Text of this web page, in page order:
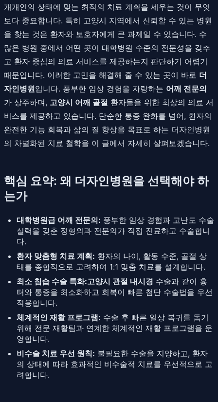
개개인의 상태에 맞는 최적의 치료 계획을 세우는 것이 무엇
보다 중요합니다. 특히 고양시 지역에서 신뢰할 수 있는 병원
을 찾는 것은 환자와 보호자에게 큰 과제일 수 있습니다. 수
많은 병원 중에서 어떤 곳이 대학병원 수준의 전문성을 갖추
고 환자 중심의 의료 서비스를 제공하는지 판단하기 어렵기
때문입니다. 이러한 고민을 해결해 줄 수 있는 곳이 바로 더
자인병원입니다. 풍부한 임상 경험을 자랑하는 어깨 전문의
가 상주하며, 고양시 어깨 골절 환자들을 위한 최상의 의료 서
비스를 제공하고 있습니다. 단순한 통증 완화를 넘어, 환자의
완전한 기능 회복과 삶의 질 향상을 목표로 하는 더자인병원
의 차별화된 치료 철학을 이 글에서 자세히 살펴보겠습니다.
핵심 요약: 왜 더자인병원을 선택해야 하
는가
대학병원급 어깨 전문의: 풍부한 임상 경험과 고난도 수술
실력을 갖춘 정형외과 전문의가 직접 진료하고 수술합니
다.
환자 맞춤형 치료 계획: 환자의 나이, 활동 수준, 골절 상
태를 종합적으로 고려하여 1:1 맞춤 치료를 설계합니다.
최소 침습 수술 특화:고양시 관절 내시경 수술과 같이 흉
터와 통증을 최소화하고 회복이 빠른 첨단 수술법을 우선
적용합니다.
체계적인 재활 프로그램: 수술 후 빠른 일상 복귀를 돕기
위해 전문 재활팀과 연계한 체계적인 재활 프로그램을 운
영합니다.
비수술 치료 우선 원칙: 불필요한 수술을 지양하고, 환자
의 상태에 따라 효과적인 비수술적 치료를 우선적으로 고
려합니다.